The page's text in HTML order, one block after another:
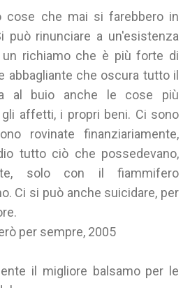
cose che mai si farebbero in
può rinunciare a un'esistenza
richiamo che è più forte di
abbagliante che oscura tutto il
al buio anche le cose più
affetti, i propri beni. Ci sono
rovinate finanziariamente,
tutto ciò che possedevano,
solo con il fiammifero
Ci si può anche suicidare, per
per sempre, 2005
il migliore balsamo per le